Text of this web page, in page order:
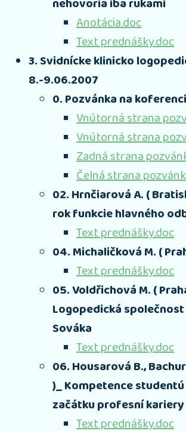
Anotácia.doc
Text prednášky.doc
3. Svidnícke klinicko
8.-9.06.2007
0. Pozvánka na
Vnútorná strana
Vnútorná strana
Zadná strana
Čelná strana
02. Hrnčiarová A. (
rok funkcie hlavného
Text prednášky.doc
04. Michaličková M. (
Text prednášky.doc
05. Voldřichová M. (
Logopedická
Sováka
Text prednášky.doc
06. Housarová B.,
)_ Kompetence
začátku profesní kariery
Text prednášky.doc